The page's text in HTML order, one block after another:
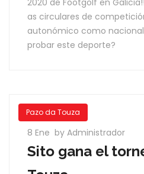
2020 de Footgolf en
as circulares de
autonómico como
probar este deporte?
Pazo da Touza
8 Ene by Administrador
Sito gana el